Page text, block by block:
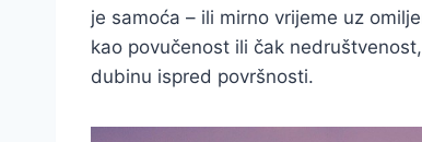
je samoća – ili mirno vrijeme uz
kao povučenost ili čak
dubinu ispred površnosti.